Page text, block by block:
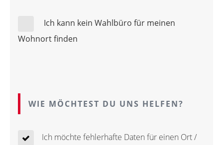
Ich kann kein Wahlbüro für meinen
Wohnort finden
WIE MÖCHTEST DU UNS HELFEN?
Ich möchte fehlerhafte Daten für einen Ort /